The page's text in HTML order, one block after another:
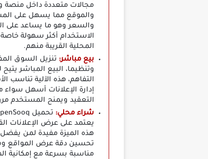
مجالات متعددة داخل منصة
والموقع مما يسهل على
والسعر وهو ما يساعد على
الاستخدام أكثر سهولة
المحلية القريبة منهم.
بيع مباشر:
وتنظيما، البيع المباشر
التفاهم، هذه الآلية تناسب
إدارة الإعلانات أسهل سواء
التعقيد ويمنح المستخدم
شراء محلي:
يعتمد على عرض الإعلانات
هذه الميزة مفيدة لمن يفضل
تحسين دقة عرض المواقع
مناسبة بسرعة مع إمكانية